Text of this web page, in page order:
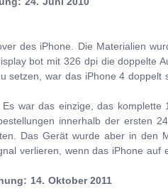
des iPhone. Die Materialien
bot mit 326 dpi die doppelte
setzen, war das iPhone 4 doppelt
war das einzige, das
innerhalb der ersten
Das Gerät wurde aber in den
verlieren, wenn das iPhone auf
14. Oktober 2011